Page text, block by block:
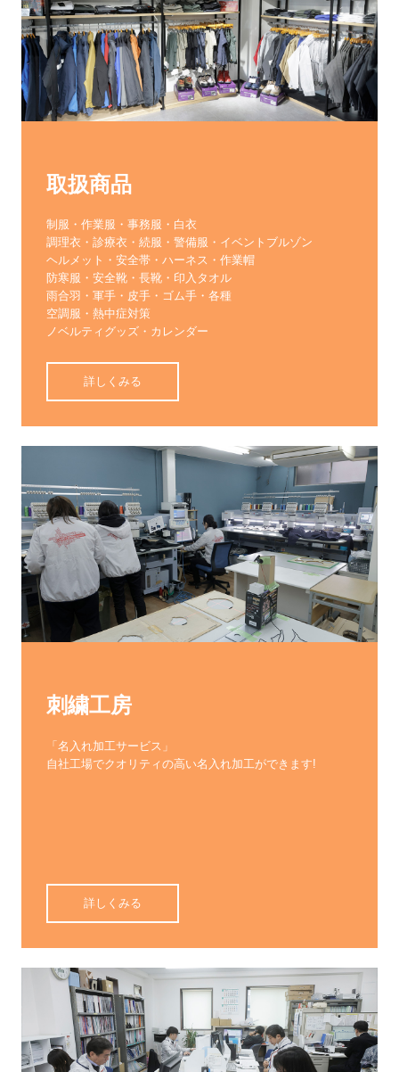
取扱商品
制服・作業服・事務服・白衣
調理衣・診療衣・続服・警備服・イベントブルゾン
ヘルメット・安全帯・ハーネス・作業帽
防寒服・安全靴・長靴・印入タオル
雨合羽・軍手・皮手・ゴム手・各種
空調服・熱中症対策
ノベルティグッズ・カレンダー
詳しくみる
刺繍工房
「名入れ加工サービス」
自社工場でクオリティの高い名入れ加工ができます!
詳しくみる